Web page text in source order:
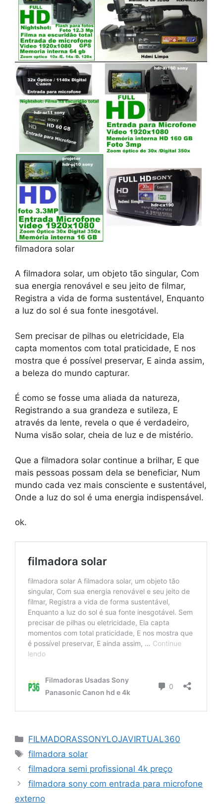
filmadora solar
A filmadora solar, um objeto tão singular, Com
sua energia renovável e seu jeito de filmar,
Registra a vida de forma sustentável, Enquanto
a luz do sol é sua fonte inesgotável.
Sem precisar de pilhas ou eletricidade, Ela
capta momentos com total praticidade, E nos
mostra que é possível preservar, E ainda assim,
a beleza do mundo capturar.
É como se fosse uma aliada da natureza,
Registrando a sua grandeza e sutileza, E
através da lente, revela o que é verdadeiro,
Numa visão solar, cheia de luz e de mistério.
Que a filmadora solar continue a brilhar, E que
mais pessoas possam dela se beneficiar, Num
mundo cada vez mais consciente e sustentável,
Onde a luz do sol é uma energia indispensável.
ok.
Categorias
FILMADORASSONYLOJAVIRTUAL360
Tags
filmadora solar
filmadora semi profissional 4k preço
filmadora sony com entrada para microfone
externo